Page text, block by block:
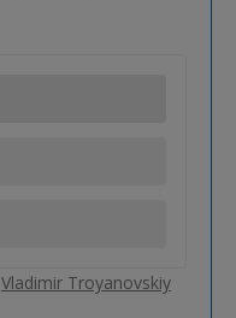
Vladimir Troyanovskiy